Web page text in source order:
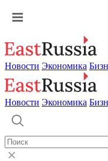
Новости Экономика
Новости Экономика